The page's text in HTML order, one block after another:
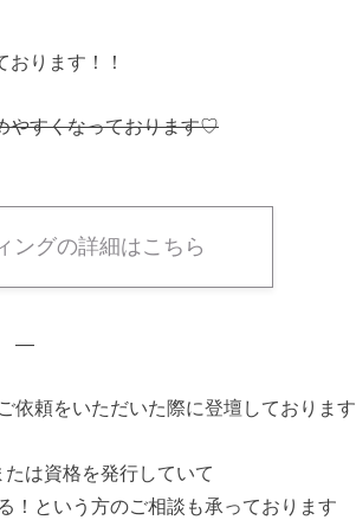
ります！！
やすくなっております♡
ングの詳細はこちら
—
依頼をいただいた際に登壇しております
は資格を発行していて
！という方のご相談も承ってお ります